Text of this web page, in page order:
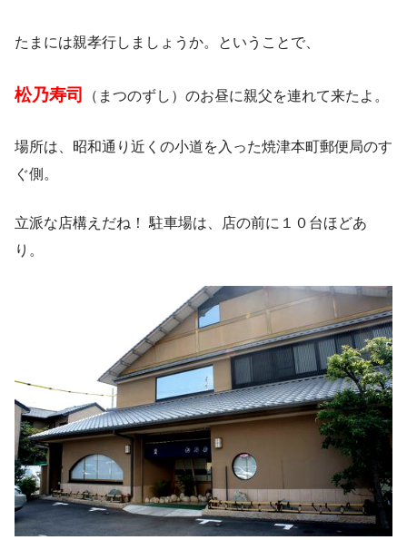
たまには親孝行しましょうか。ということで、
松乃寿司 （まつのずし）のお昼に親父を連れて来たよ。
場所は、昭和通り近くの小道を入った焼津本町郵便局のす
ぐ側。
立派な店構えだね！ 駐車場は、店の前に１０台ほどあ
り。